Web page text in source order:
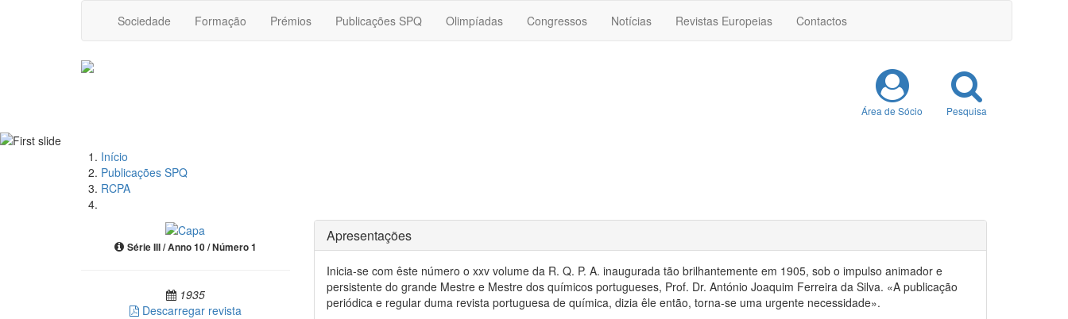
Sociedade Formação Prémios Publicações SPQ Olimpíadas Congressos Notícias Revistas Europeias Contactos
Área de Sócio Pesquisa
Início
Publicações SPQ
RCPA
Série III / Anno 10 / Número 1
1935
Descarregar revista
Apresentações
Inicia-se com êste número o xxv volume da R. Q. P. A. inaugurada tão brilhantemente em 1905, sob o impulso animador e
persistente do grande Mestre e Mestre dos químicos portugueses, Prof. Dr. António Joaquim Ferreira da Silva. «A publicação
periódica e regular duma revista portuguesa de química, dizia êle então, torna-se uma urgente necessidade».